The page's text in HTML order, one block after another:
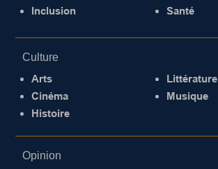
Inclusion
Santé
Culture
Arts
Cinéma
Histoire
Littérature
Musique
Opinion